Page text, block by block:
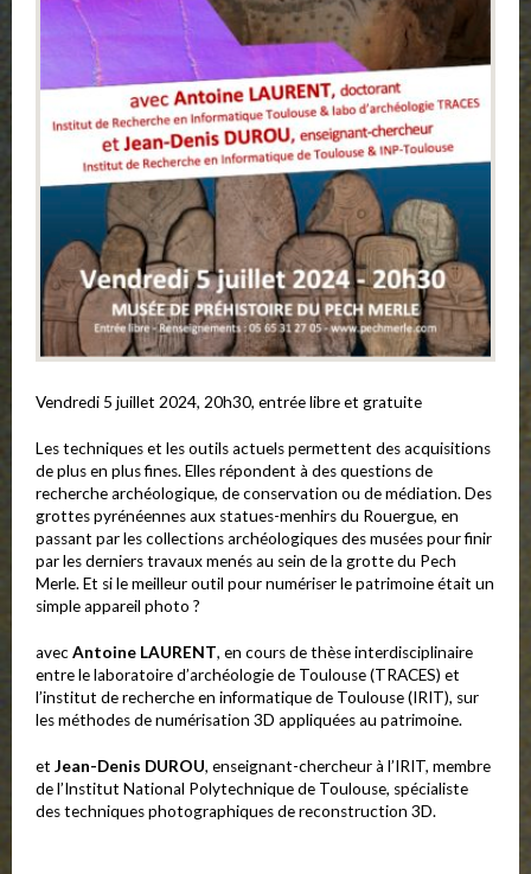
Vendredi 5 juillet 2024, 20h30, entrée libre et gratuite
Les techniques et les outils actuels permettent des acquisitions
de plus en plus fines. Elles répondent à des questions de
recherche archéologique, de conservation ou de médiation. Des
grottes pyrénéennes aux statues-menhirs du Rouergue, en
passant par les collections archéologiques des musées pour finir
par les derniers travaux menés au sein de la grotte du Pech
Merle. Et si le meilleur outil pour numériser le patrimoine était un
simple appareil photo ?
avecAntoine LAURENT, en cours de thèse interdisciplinaire
entre le laboratoire d’archéologie de Toulouse (TRACES) et
l’institut de recherche en informatique de Toulouse (IRIT), sur
les méthodes de numérisation 3D appliquées au patrimoine.
et Jean-Denis DUROU, enseignant-chercheur à l’IRIT, membre
de l’Institut National Polytechnique de Toulouse, spécialiste
des techniques photographiques de reconstruction 3D.